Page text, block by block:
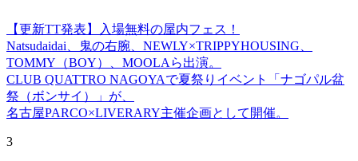
【更新TT発表】入場無料の屋内フェス！
Natsudaidai、鬼の右腕、NEWLY×TRIPPYHOUSING、
TOMMY（BOY）、MOOLAら出演。
CLUB QUATTRO NAGOYAで夏祭りイベント「ナゴパル盆
祭（ボンサイ）」が、
名古屋PARCO×LIVERARY主催企画として開催。
3